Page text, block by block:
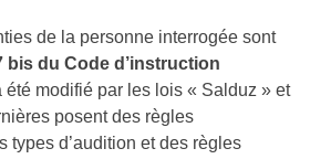
de la personne interrogée sont
bis du Code d’instruction
été modifié par les lois « Salduz » et
posent des règles
types d’audition et des règles